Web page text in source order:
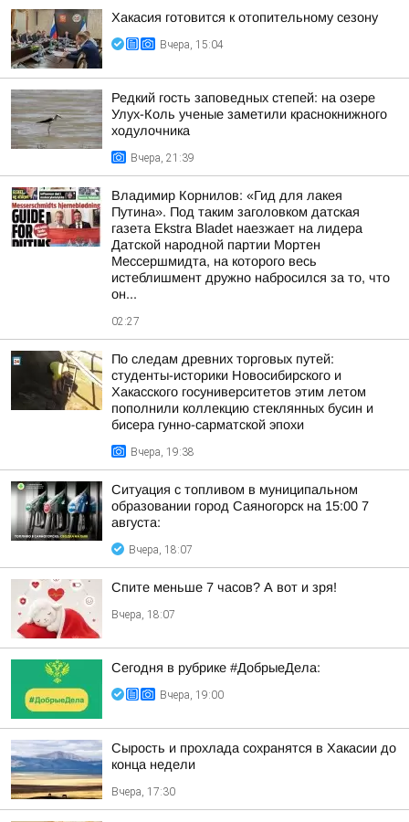
Хакасия готовится к отопительному сезону
Вчера, 15:04
Редкий гость заповедных степей: на озере
Улух-Коль ученые заметили краснокнижного
ходулочника
Вчера, 21:39
Владимир Корнилов: «Гид для лакея
Путина». Под таким заголовком датская
газета Ekstra Bladet наезжает на лидера
Датской народной партии Мортен
Мессершмидта, на которого весь
истеблишмент дружно набросился за то, что
он...
02:27
По следам древних торговых путей:
студенты-историки Новосибирского и
Хакасского госуниверситетов этим летом
пополнили коллекцию стеклянных бусин и
бисера гунно-сарматской эпохи
Вчера, 19:38
Ситуация с топливом в муниципальном
образовании город Саяногорск на 15:00 7
августа:
Вчера, 18:07
Спите меньше 7 часов? А вот и зря!
Вчера, 18:07
Сегодня в рубрике #ДобрыеДела:
Вчера, 19:00
Сырость и прохлада сохранятся в Хакасии до
конца недели
Вчера, 17:30